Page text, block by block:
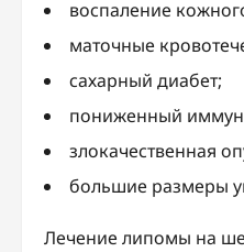
воспаление
маточные
сахарный диабет;
пониженный
злокачественная
большие размеры
Лечение липомы на